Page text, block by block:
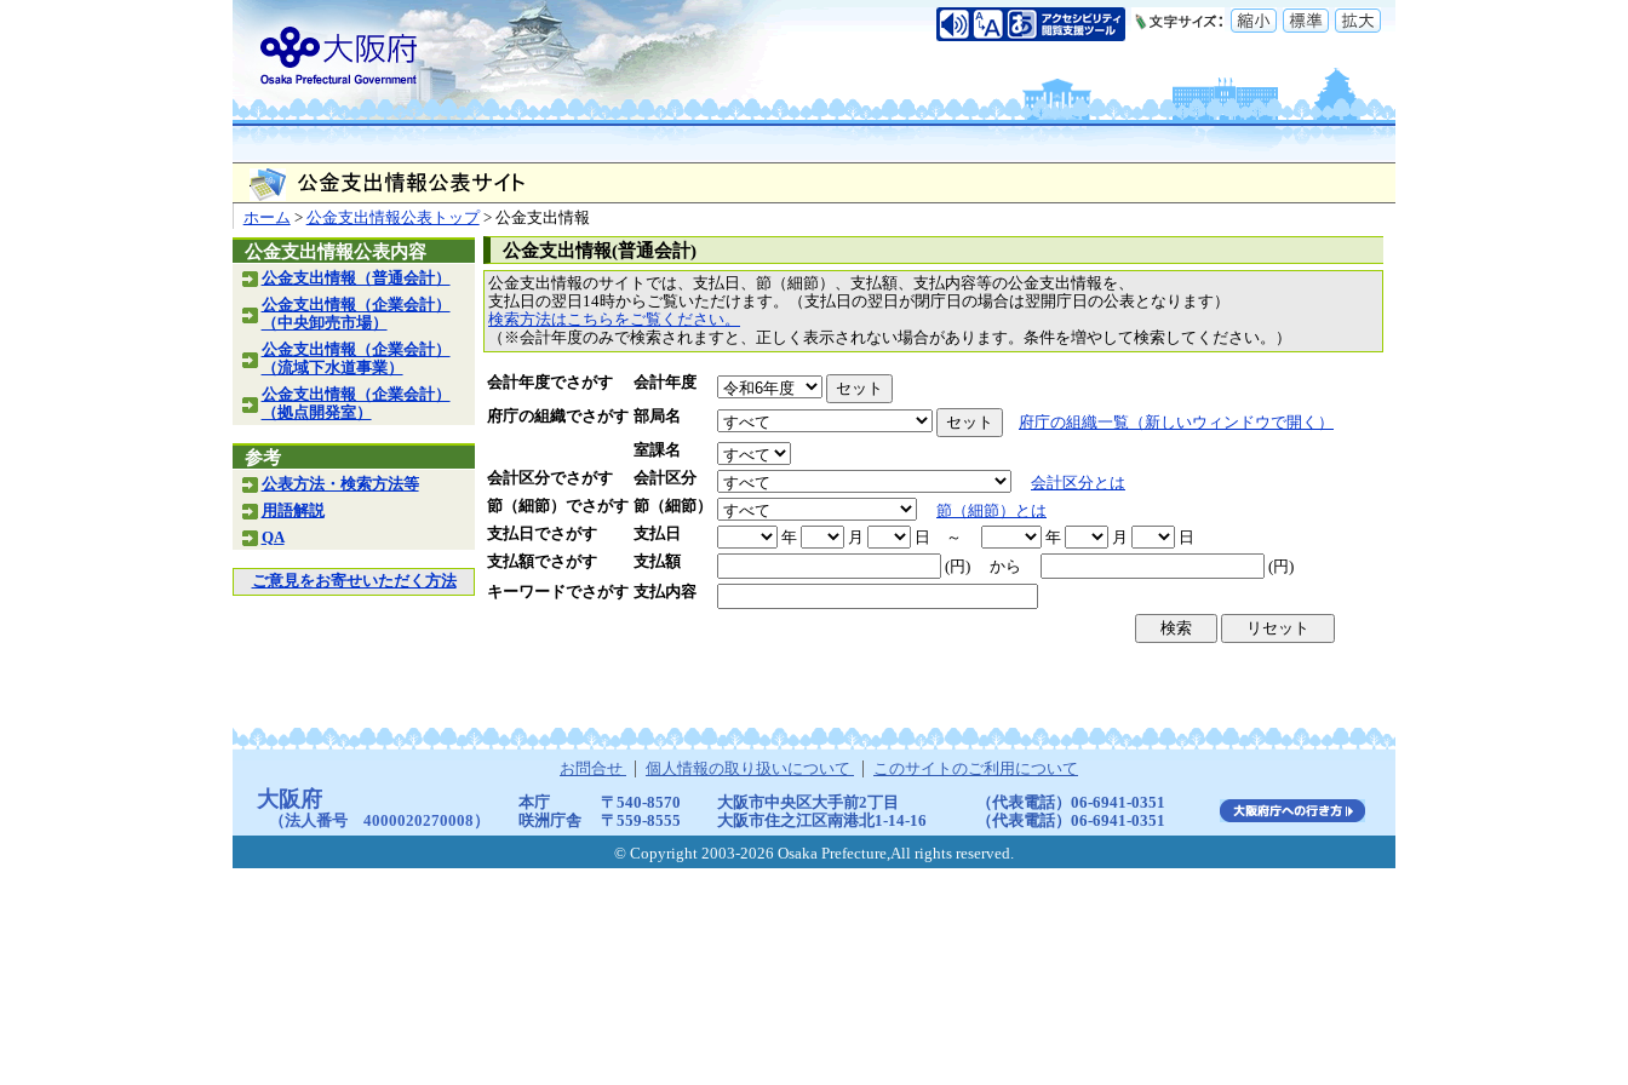
ホーム > 公金支出情報公表トップ> 公金支出情報
公金支出情報公表内容
公金支出情報（普通会計）
公金支出情報（企業会計）
（中央卸売市場）
公金支出情報（企業会計）
（流域下水道事業）
公金支出情報（企業会計）
（拠点開発室）
参考
公表方法・検索方法等
用語解説
QA
ご意見をお寄せいただく方法
公金支出情報(普通会計)
公金支出情報のサイトでは、支払日、節（細節）、支払額、支払内容等の公金支出情報を、
支払日の翌日14時からご覧いただけます。（支払日の翌日が閉庁日の場合は翌開庁日の公表となります）
検索方法はこちらをご覧ください。
（※会計年度のみで検索されますと、正しく表示されない場合があります。条件を増やして検索してください。）
会計年度でさがす
会計年度
府庁の組織でさがす 部局名
府庁の組織一覧（新しいウィンドウで開く）
室課名
会計区分でさがす
会計区分
会計区分とは
節（細節）でさがす 節（細節）
節（細節）とは
支払日でさがす
支払日 年 月 日 ～ 年 月
日
支払額でさがす
支払額 (円) から
(円)
キーワードでさがす 支払内容
お問合せ 個人情報の取り扱いについて このサイトのご利用について
大阪府
（法人番号 4000020270008）
本庁 〒540-8570 大阪市中央区大手前2丁目
（代表電話）06-6941-0351
咲洲庁舎
〒559-8555 大阪市住之江区南港北1-14-16
（代表電話）06-6941-0351
© Copyright 2003-2026 Osaka Prefecture,All rights reserved.